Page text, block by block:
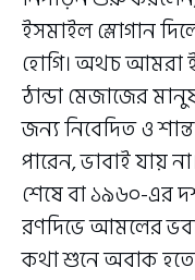
ইসমাইল স্লোগান
হোগি। অথচ আমরা
ঠান্ডা মেজাজের
জন্য নিবেদিত ও
পারেন, ভাবাই যায়
শেষে বা ১৯৬০-এর
রণদিভে আমলের
কথা শুনে অবাক